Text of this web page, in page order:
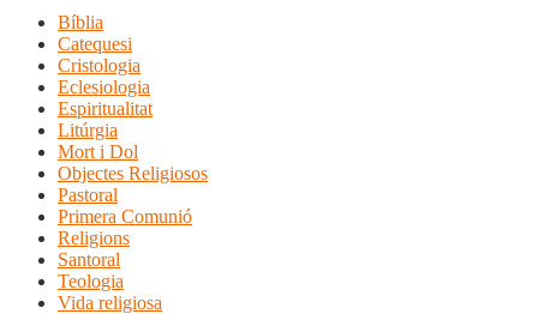
Bíblia
Catequesi
Cristologia
Eclesiologia
Espiritualitat
Litúrgia
Mort i Dol
Objectes Religiosos
Pastoral
Primera Comunió
Religions
Santoral
Teologia
Vida religiosa